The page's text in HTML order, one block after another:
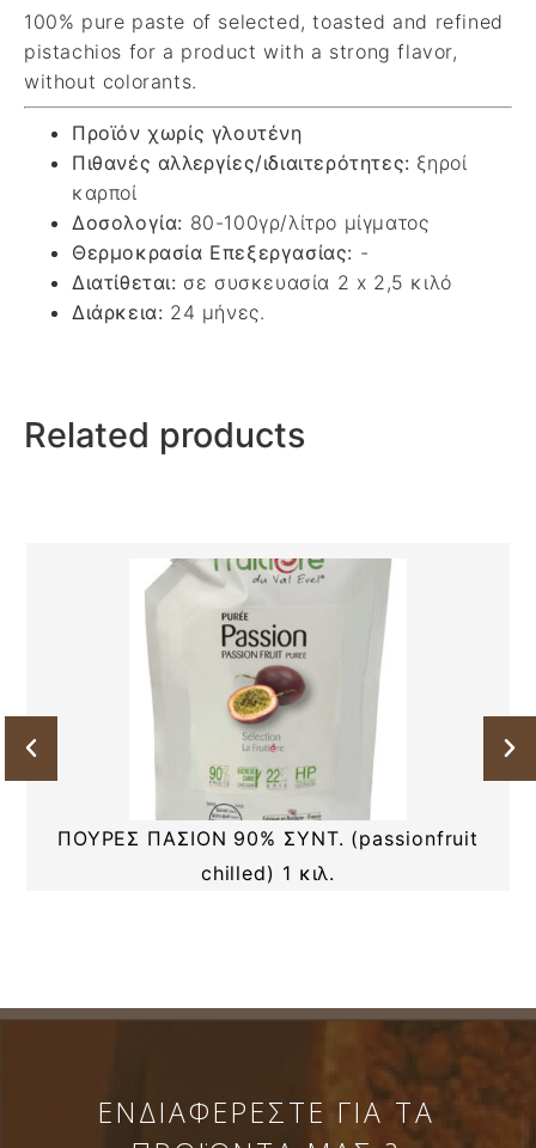
100% pure paste of selected, toasted and refined
pistachios for a product with a strong flavor,
without colorants.
Προϊόν χωρίς γλουτένη
Πιθανές αλλεργίες/ιδιαιτερότητες: ξηροί
καρποί
Δοσολογία: 80-100γρ/λίτρο μίγματος
Θερμοκρασία Επεξεργασίας: -
Διατίθεται: σε συσκευασία 2 x 2,5 κιλό
Διάρκεια: 24 μήνες.
Related products
ΠΟΥΡΕΣ ΠΑΣΙΟΝ 90% ΣΥΝΤ. (passionfruit
chilled) 1 κιλ.
ΕΝΔΙΑΦΕΡΕΣΤΕ ΓΙΑ ΤΑ